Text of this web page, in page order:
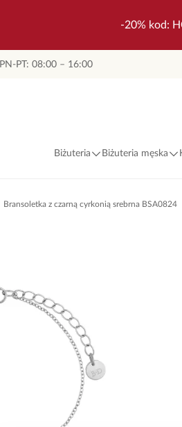
-20% kod:
PN-PT: 08:00 – 16:00
Biżuteria Biżuteria męska
Bransoletka z czarną cyrkonią srebrna BSA0824